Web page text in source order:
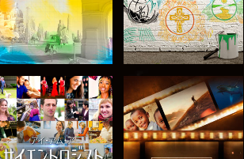
シリーズを探求 シリーズを探求